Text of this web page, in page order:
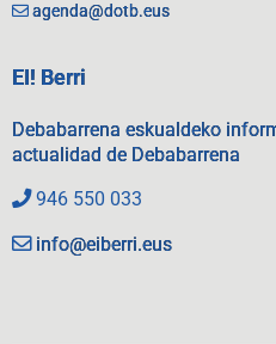
agenda@dotb.eus
EI! Berri
Debabarrena eskualdeko
actualidad de Debabarrena
946 550 033
info@eiberri.eus